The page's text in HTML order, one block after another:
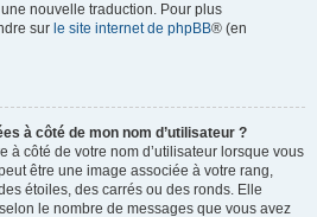
nouvelle traduction. Pour plus
sur le site internet de phpBB® (en
à côté de mon nom d’utilisateur ?
à côté de votre nom d’utilisateur lorsque vous
être une image associée à votre rang,
étoiles, des carrés ou des ronds. Elle
le nombre de messages que vous avez